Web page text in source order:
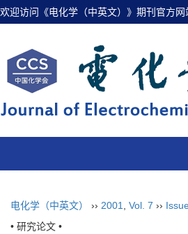
欢迎访问《电化学（中英文）》期刊官方网
电化学（中英文） ›› 2001 Vol. 7 ››
• 研究论文 •